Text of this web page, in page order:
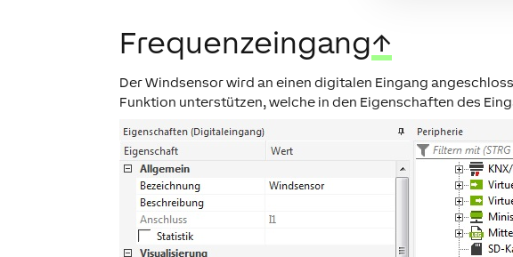
Frequenzeingang↑
Der Windsensor wird an einen digitalen Eingang
Funktion unterstützen, welche in den Eigenschaften des